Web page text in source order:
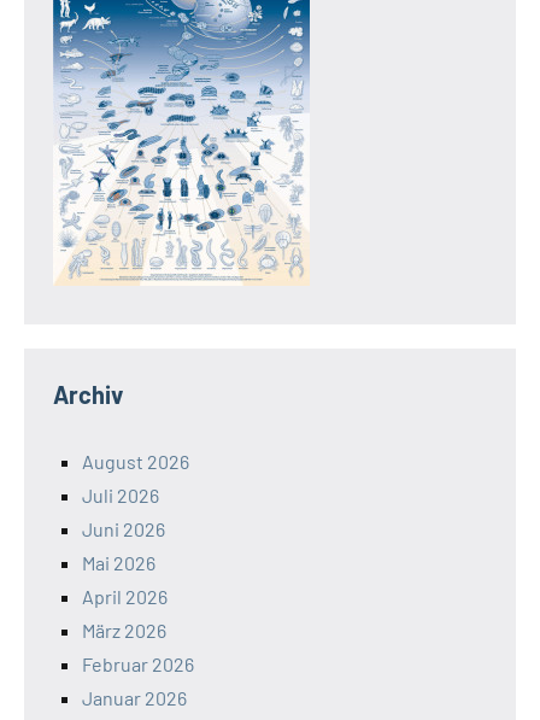
Archiv
August 2026
Juli 2026
Juni 2026
Mai 2026
April 2026
März 2026
Februar 2026
Januar 2026